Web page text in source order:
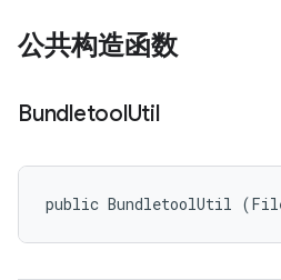
公共构造函数
BundletoolUtil
public BundletoolUtil